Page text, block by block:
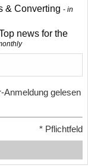
& Converting
in
news for the
Anmeldung gelesen
* Pflichtfeld